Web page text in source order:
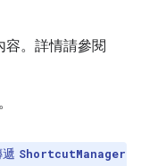
容。詳情請參閱
ShortcutManager